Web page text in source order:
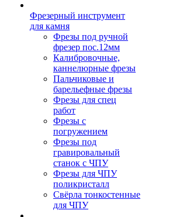
Фрезерный инструмент
для камня
Фрезы под ручной
фрезер пос.12мм
Калибровочные,
каннелюрные фрезы
Пальчиковые и
барельефные фрезы
Фрезы для спец
работ
Фрезы с
погружением
Фрезы под
гравировальный
станок с ЧПУ
Фрезы для ЧПУ
поликристалл
Свёрла тонкостенные
для ЧПУ